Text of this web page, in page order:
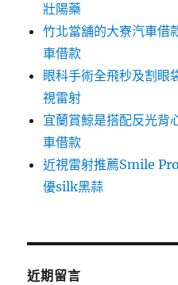
壯陽藥
竹北當舖的大寮汽車借
車借款
眼科手術全飛秒及割眼
視雷射
宜蘭賞鯨是搭配反光背
車借款
近視雷射推薦Smile
優silk黑蒜
近期留言